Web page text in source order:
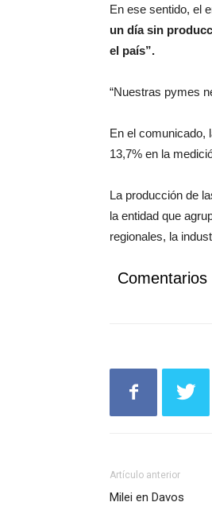
En ese sentido, el
un día sin
el país”.
“Nuestras pymes
En el comunicado,
13,7% en la
La producción de
la entidad que
regionales, la
Comentarios
Artículo anterior
Milei en Davos